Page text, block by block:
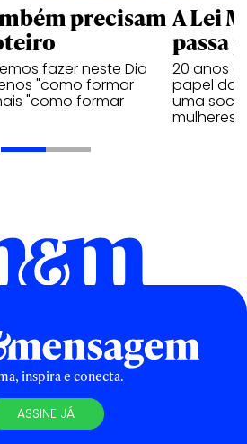
precisam
fazer neste Dia
"como formar
"como formar
A Lei
passa
20 anos
papel da
uma
mulheres
inspira e conecta.
ASSINE JÁ